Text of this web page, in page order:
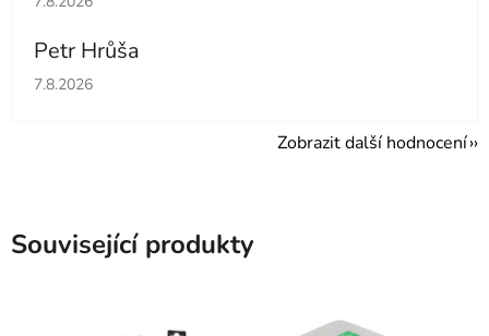
Petr Hrůša
Hodnocení obchodu je 5 z 5 hvězdiček.
7.8.2026
Zobrazit další hodnocení
Související produkty